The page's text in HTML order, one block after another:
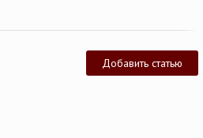
Добавить статью